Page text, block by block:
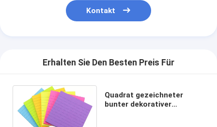
Kontakt
Erhalten Sie Den Besten Preis Für
Quadrat gezeichneter
bunter dekorativer